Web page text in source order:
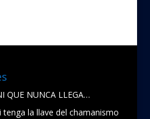
QUE NUNCA LLEGA…
tenga la llave del chamanismo